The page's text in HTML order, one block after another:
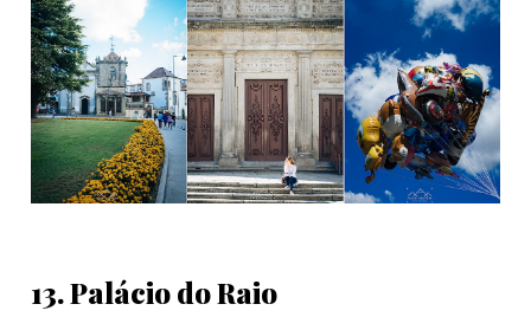
13. Palácio do Raio